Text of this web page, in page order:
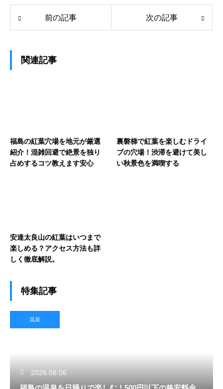
前の記事 次の記事
関連記事
福島の紅葉穴場を地元が厳選
紹介！混雑回避で絶景を独り
占めするコツ教えます安心
裏磐梯で紅葉を楽しむドライ
ブの穴場！渋滞を避けて美し
い秋景色を満喫する
安達太良山の紅葉はいつまで
楽しめる？アクセス方法も詳
しく徹底解説。
特集記事
温泉
2026.08.06